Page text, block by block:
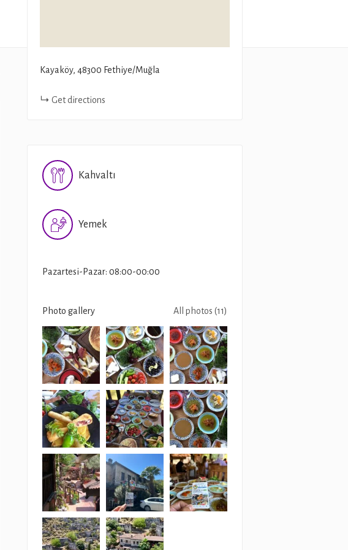
Kayaköy, 48300 Fethiye/Muğla
Get directions
Kahvaltı
Yemek
Pazartesi-Pazar: 08:00-00:00
Photo gallery All photos (11)